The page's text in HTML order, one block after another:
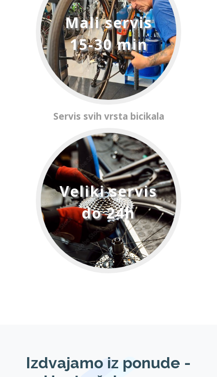
Mali servis
15-30 min
Servis svih vrsta bicikala
Veliki servis
do 24h
Izdvajamo iz ponude -